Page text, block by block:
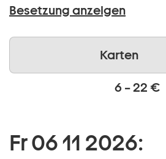
Besetzung anzeigen
Karten
6 – 22 €
Fr 06 11 2026: